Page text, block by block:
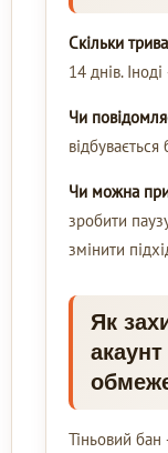
Скільки
14 днів.
Чи
Чи можна
зробити
змінити
Як
Тіньовий